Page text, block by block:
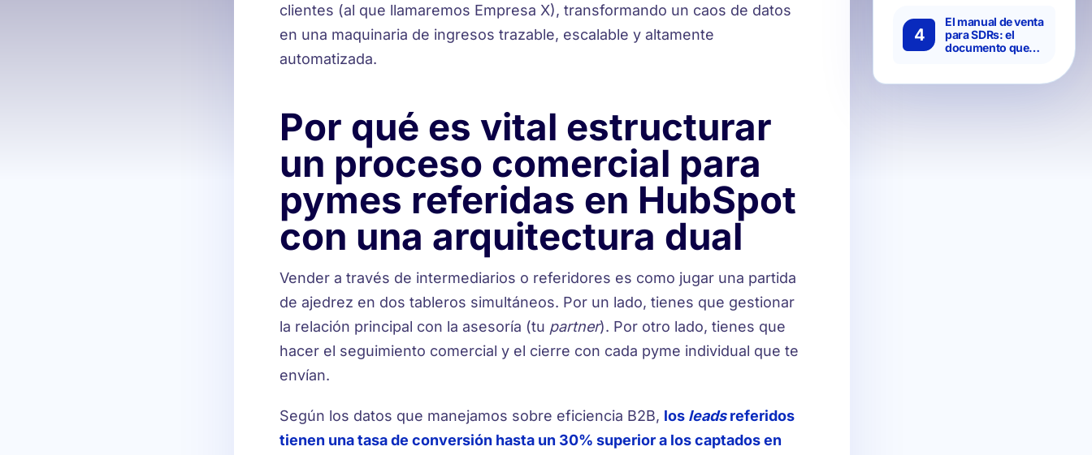
clientes (al que llamaremos Empresa X), transformando un caos de datos
en una maquinaria de ingresos trazable, escalable y altamente
automatizada.
Por qué es vital estructurar
un proceso comercial para
pymes referidas en HubSpot
con una arquitectura dual
Vender a través de intermediarios o referidores es como jugar una partida
de ajedrez en dos tableros simultáneos. Por un lado, tienes que gestionar
la relación principal con la asesoría (tu partner). Por otro lado, tienes que
hacer el seguimiento comercial y el cierre con cada pyme individual que te
envían.
Según los datos que manejamos sobre eficiencia B2B, los leadsreferidos
tienen una tasa de conversión hasta un 30% superior a los captados en
más eficiente que
montarlo in-
house?
4
El manual de venta
para SDRs: el
documento que
de los predecibles